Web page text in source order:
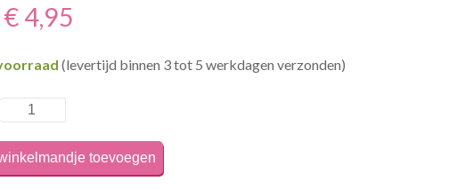
€ 4,95
(levertijd binnen 3 tot 5 werkdagen verzonden)